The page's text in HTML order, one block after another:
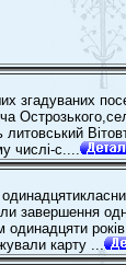
згадуваних
числі-с....
завершення
одинадцяти
карту ...